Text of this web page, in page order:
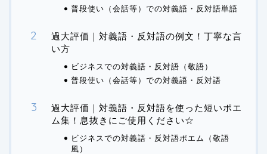
普段使い（会話等）での対義語・反対語単語
過大評価｜対義語・反対語の例文！丁寧な言
い方
ビジネスでの対義語・反対語（敬語）
普段使い（会話等）での対義語・反対語
過大評価｜対義語・反対語を使った短いポエ
ム集！息抜きにご使用ください☆
ビジネスでの対義語・反対語ポエム（敬語
風）